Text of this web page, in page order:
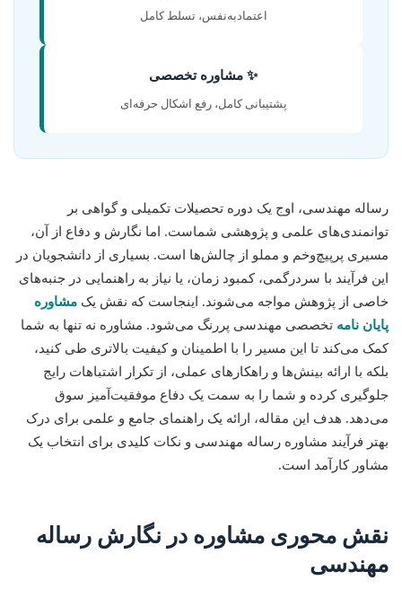
اعتمادبه‌نفس، تسلط کامل
✨ مشاوره تخصصی
پشتیبانی کامل، رفع اشکال حرفه‌ای
رساله مهندسی، اوج یک دوره تحصیلات تکمیلی و گواهی بر
توانمندی‌های علمی و پژوهشی شماست. اما نگارش و دفاع از آن،
مسیری پرپیچ‌وخم و مملو از چالش‌ها است. بسیاری از دانشجویان در
این فرآیند با سردرگمی، کمبود زمان، یا نیاز به راهنمایی در جنبه‌های
خاصی از پژوهش مواجه می‌شوند. اینجاست که نقش یک مشاوره
پایان نامه تخصصی مهندسی پررنگ می‌شود. مشاوره نه تنها به شما
کمک می‌کند تا این مسیر را با اطمینان و کیفیت بالاتری طی کنید،
بلکه با ارائه بینش‌ها و راهکارهای عملی، از تکرار اشتباهات رایج
جلوگیری کرده و شما را به سمت یک دفاع موفقیت‌آمیز سوق
می‌دهد. هدف این مقاله، ارائه یک راهنمای جامع و علمی برای درک
بهتر فرآیند مشاوره رساله مهندسی و نکات کلیدی برای انتخاب یک
مشاور کارآمد است.
نقش محوری مشاوره در نگارش رساله
مهندسی